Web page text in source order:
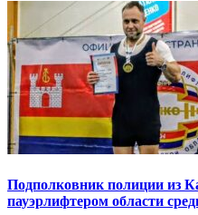
Подполковник полиции из
пауэрлифтером области